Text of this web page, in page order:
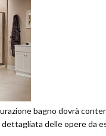
bagno dovrà
dettagliata delle opere da